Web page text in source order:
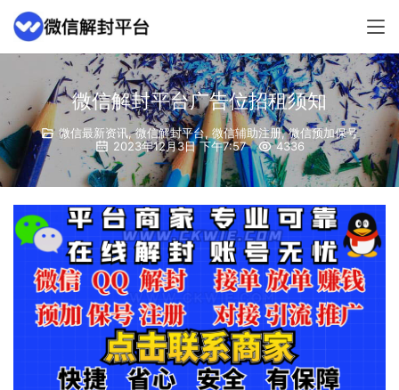
微信解封平台广告位招租须知
微信最新资讯,微信解封平台, 微信辅助注册,微信预加保号
2023年12月3日 下午7:57
4336